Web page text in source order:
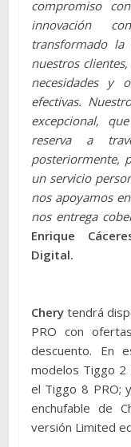
compromiso
innovación
transformado
nuestros
necesidades y
efectivas.
excepcional,
reserva a
posteriormente,
un servicio
nos apoyamos
nos entrega
Enrique
Digital.
Cherytendrá
PRO con
descuento. En
modelos Tiggo 2
el Tiggo 8 PRO;
enchufable de
versión Limited